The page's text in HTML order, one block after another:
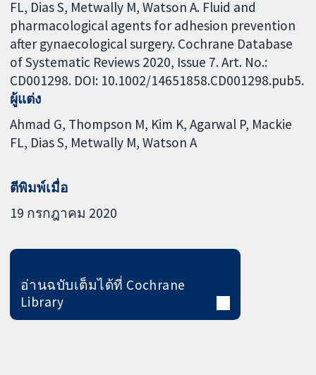
FL, Dias S, Metwally M, Watson A. Fluid and
pharmacological agents for adhesion prevention
after gynaecological surgery. Cochrane Database
of Systematic Reviews 2020, Issue 7. Art. No.:
CD001298. DOI: 10.1002/14651858.CD001298.pub5.
ผู้แต่ง
Ahmad G Thompson M Kim K Agarwal P Mackie
FL Dias S Metwally M Watson A
ตีพิมพ์เมื่อ
19 กรกฎาคม 2020
อ่านฉบับเต็มได้ที่ Cochrane
Library